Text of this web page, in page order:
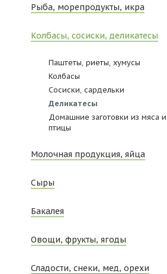
Рыба, морепродукты, икра
Колбасы, сосиски, деликатесы
Паштеты, риеты, хумусы
Колбасы
Сосиски, сардельки
Деликатесы
Домашние заготовки из мяса и
птицы
Молочная продукция, яйца
Сыры
Бакалея
Овощи, фрукты, ягоды
Сладости, снеки, мед, орехи